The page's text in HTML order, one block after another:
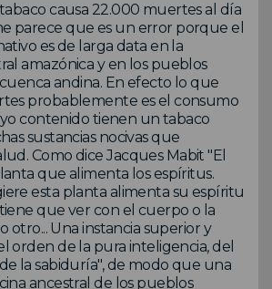
causa 22.000 muertes al día
parece que es un error porque el
es de larga data en la
amazónica y en los pueblos
andina. En efecto lo que
probablemente es el consumo
contenido tienen un tabaco
sustancias nocivas que
Como dice Jacques Mabit "El
que alimenta los espíritus.
esta planta alimenta su espíritu
que ver con el cuerpo o la
otro... Una instancia superior y
orden de la pura inteligencia, del
la sabiduría", de modo que una
ancestral de los pueblos